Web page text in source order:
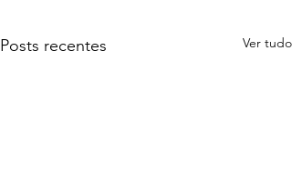
Posts recentes Ver tudo